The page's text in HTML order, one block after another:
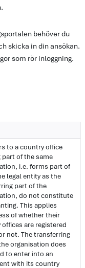
behöver du
skicka in din ansökan.
som rör inloggning.
to a country office
part of the same
i.e. forms part of
legal entity as the
part of the
do not constitute
This applies
of whether their
are registered
not. The transferring
organisation does
to enter into an
with its country